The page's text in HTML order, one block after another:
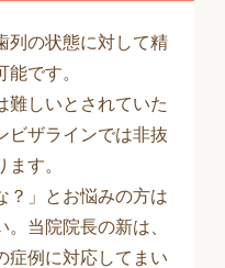
列の状態に対して精
です。
難しいとされていた
ビザラインでは非抜
す。
？」とお悩みの方は
当院院長の新は、
症例に対応してまい